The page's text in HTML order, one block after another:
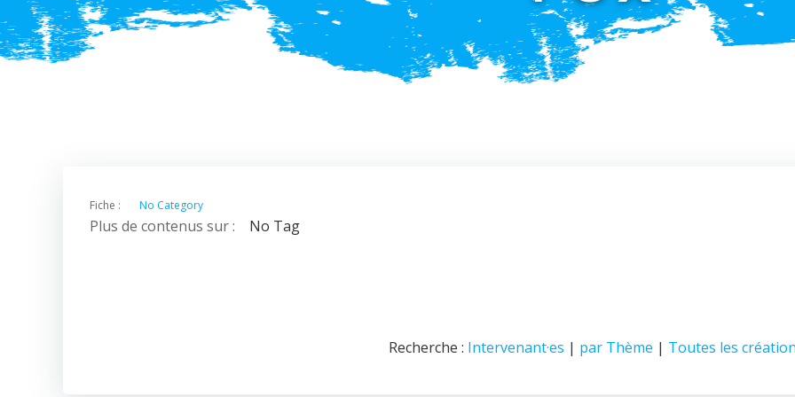
Fiche : No Category
Plus de contenus sur : No Tag
Recherche : Intervenant·es | par Thème | Toutes les